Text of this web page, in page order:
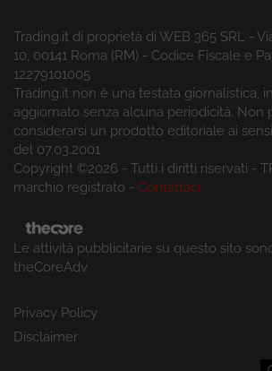
Trading.it di proprietà di WEB 365 SRL -
10, 00141 Roma (RM) - Codice Fiscale e
12279101005
Trading.it non è una testata giornalistica,
aggiornato senza alcuna periodicità. Non
considerarsi un prodotto editoriale ai
del 07.03.2001
Copyright ©2026 - Tutti i diritti riservati -
marchio registrato - Contattaci
Le attività pubblicitarie su questo sito
theCoreAdv
Privacy Policy
Disclaimer